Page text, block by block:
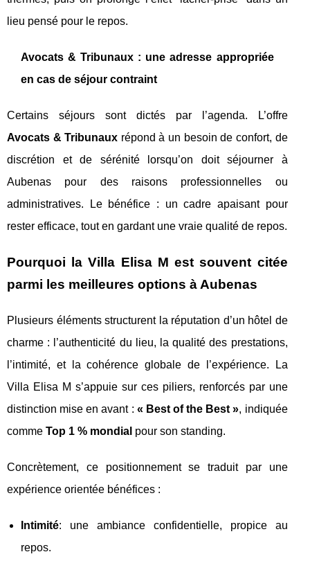
lieu pensé pour le repos.
Avocats & Tribunaux : une adresse appropriée
en cas de séjour contraint
Certains séjours sont dictés par l’agenda. L’offre
Avocats & Tribunaux répond à un besoin de confort, de
discrétion et de sérénité lorsqu’on doit séjourner à
Aubenas pour des raisons professionnelles ou
administratives. Le bénéfice : un cadre apaisant pour
rester efficace, tout en gardant une vraie qualité de repos.
Pourquoi la Villa Elisa M est souvent citée
parmi les meilleures options à Aubenas
Plusieurs éléments structurent la réputation d’un hôtel de
charme : l’authenticité du lieu, la qualité des prestations,
l’intimité, et la cohérence globale de l’expérience. La
Villa Elisa M s’appuie sur ces piliers, renforcés par une
distinction mise en avant : « Best of the Best », indiquée
comme Top 1 % mondial pour son standing.
Concrètement, ce positionnement se traduit par une
expérience orientée bénéfices :
Intimité: une ambiance confidentielle, propice au
repos.